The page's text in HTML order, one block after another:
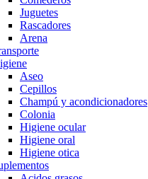
Juguetes
Rascadores
Arena
Aseo
Cepillos
Champú y acondicionadores
Colonia
Higiene ocular
Higiene oral
Higiene otica